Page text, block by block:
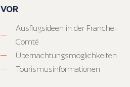
VOR
Ausflugsideen in der Franche-
Comté
Übernachtungsmöglichkeiten
Tourismusinformationen